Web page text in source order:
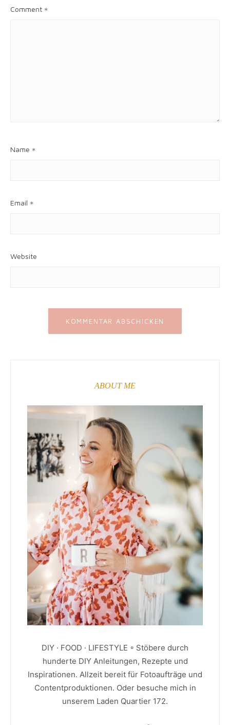
Comment *
Name *
Email *
Website
ABOUT ME
DIY · FOOD · LIFESTYLE ◦ Stöbere durch
hunderte DIY Anleitungen, Rezepte und
Inspirationen. Allzeit bereit für Fotoaufträge und
Contentproduktionen. Oder besuche mich in
unserem Laden Quartier 172.